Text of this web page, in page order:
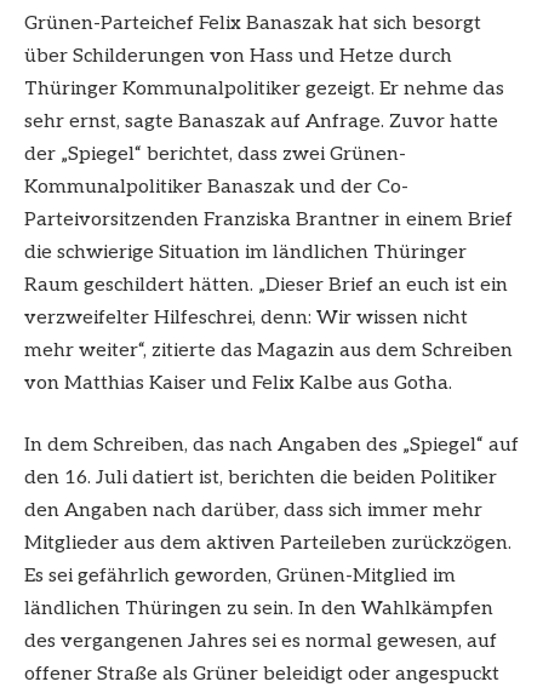
Grünen-Parteichef Felix Banaszak hat sich besorgt
über Schilderungen von Hass und Hetze durch
Thüringer Kommunalpolitiker gezeigt. Er nehme das
sehr ernst, sagte Banaszak auf Anfrage. Zuvor hatte
der „Spiegel“ berichtet, dass zwei Grünen-
Kommunalpolitiker Banaszak und der Co-
Parteivorsitzenden Franziska Brantner in einem Brief
die schwierige Situation im ländlichen Thüringer
Raum geschildert hätten. „Dieser Brief an euch ist ein
verzweifelter Hilfeschrei, denn: Wir wissen nicht
mehr weiter“, zitierte das Magazin aus dem Schreiben
von Matthias Kaiser und Felix Kalbe aus Gotha.
In dem Schreiben, das nach Angaben des „Spiegel“ auf
den 16. Juli datiert ist, berichten die beiden Politiker
den Angaben nach darüber, dass sich immer mehr
Mitglieder aus dem aktiven Parteileben zurückzögen.
Es sei gefährlich geworden, Grünen-Mitglied im
ländlichen Thüringen zu sein. In den Wahlkämpfen
des vergangenen Jahres sei es normal gewesen, auf
offener Straße als Grüner beleidigt oder angespuckt